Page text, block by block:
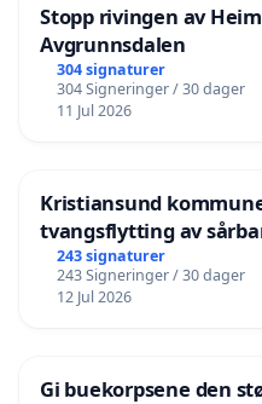
Stopp rivingen av
Avgrunnsdalen
304 signaturer
304 Signeringer / 30 dager
11 Jul 2026
Kristiansund
tvangsflytting av
243 signaturer
243 Signeringer / 30 dager
12 Jul 2026
Gi buekorpsene den